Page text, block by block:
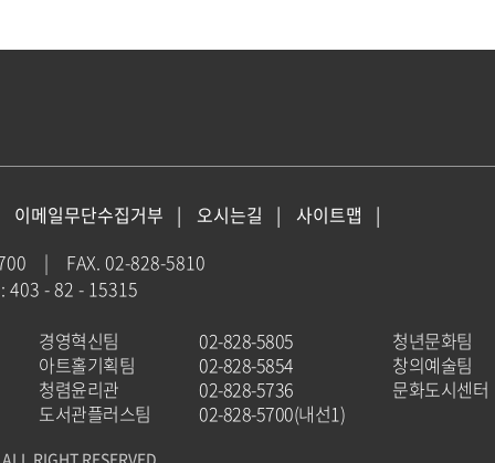
이메일무단수집거부 오시는길
사이트맵
|
FAX. 02-828-5810
403 - 82 - 15315
경영혁신팀 02-828-5805 청년문화팀
아트홀기획팀 02-828-5854 창의예술팀
청렴윤리관 02-828-5736 문화도시센터
도서관플러스팀 02-828-5700(내선1)
RIGHT RESERVED.